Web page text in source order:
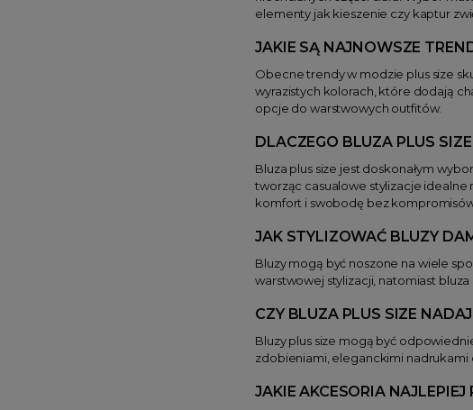
elementy jak kieszenie czy kaptur
JAKIE SĄ NAJNOWSZE
Obecne trendy w modzie plus size
wyrazistych kolorach, które dodają
opcje do warstwowych outfitów.
DLACZEGO BLUZA PLUS
Bluza plus size jest doskonałym
tworząc casualowe stylizacje idealne
komfort i swobodę bez
JAK STYLIZOWAĆ BLUZY
Bluzy mogą być noszone na wiele
warstwowej stylizacji, natomiast
CZY BLUZA PLUS SIZE
Bluzy plus size mogą być
zdobieniami, eleganckimi nadrukami
JAKIE AKCESORIA